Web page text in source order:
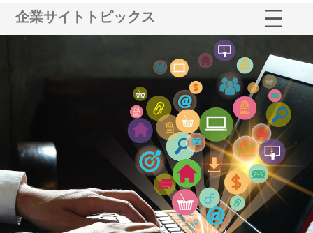
企業サイトトピックス